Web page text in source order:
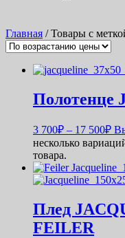
Главная / Товары с
Полотенце
3 700₽ – 17 500₽
несколько
товара.
Плед
FEILER